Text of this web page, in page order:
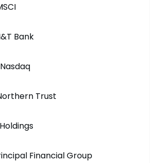
Bank
Trust
Financial Group